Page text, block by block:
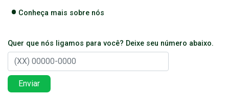
Conheça mais sobre nós
Quer que nós ligamos para você? Deixe seu número abaixo.
Enviar